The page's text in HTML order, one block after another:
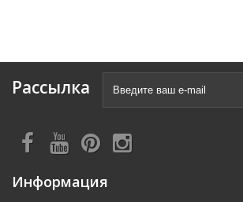
Рассылка
Информация